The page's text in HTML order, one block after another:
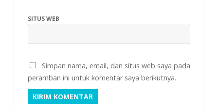
SITUS WEB
Simpan nama, email, dan situs web saya pada
peramban ini untuk komentar saya berikutnya.